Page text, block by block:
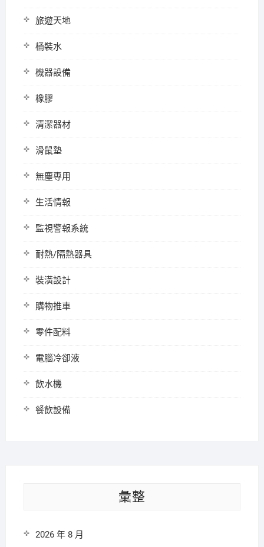
旅遊天地
桶裝水
機器設備
橡膠
清潔器材
滑鼠墊
無塵專用
生活情報
監視警報系統
耐熱/隔熱器具
裝潢設計
購物推車
零件配料
電腦冷卻液
飲水機
餐飲設備
彙整
2026 年 8 月